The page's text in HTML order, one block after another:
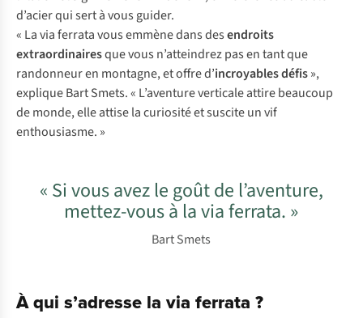
d’acier qui sert à vous guider.
« La via ferrata vous emmène dans desendroits
extraordinairesque vous n’atteindrez pas en tant que
randonneur en montagne, et offre d’incroyablesdéfis»,
explique Bart Smets. « L’aventure verticale attire beaucoup
de monde, elle attise la curiosité et suscite un vif
enthousiasme. »
« Si vous avez le goût de l’aventure,
mettez-vous à la via ferrata. »
Bart Smets
À qui s’adresse la via ferrata ?